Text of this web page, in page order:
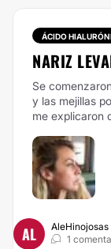
ÁCIDO
NARIZ
Se
y las mejillas
me explicaron
AL
AleHinojosas
1